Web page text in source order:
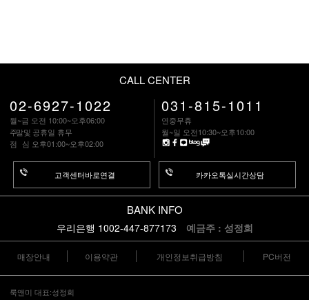
CALL CENTER
02-6927-1022
월~금 오전 10:00~오후06:00
주말및 공휴일 휴무
점 심 오후01:00~오후02:00
고객센터바로연결
031-815-1011
연중무휴
월~일 오전10:30~오후10:00
카카오톡실시간상담
BANK INFO
우리은행 1002-447-877173 예금주 : 성정희
매장안내 이용약관 개인정보취급방침 PC버전
룩앤미 대표:성정희